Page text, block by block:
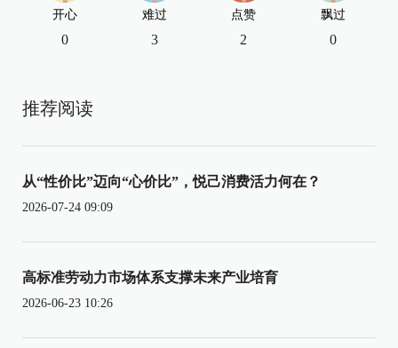
开心
0
难过
3
点赞
2
飘过
0
推荐阅读
从“性价比”迈向“心价比”，悦己消费活力何在？
2026-07-24 09:09
高标准劳动力市场体系支撑未来产业培育
2026-06-23 10:26